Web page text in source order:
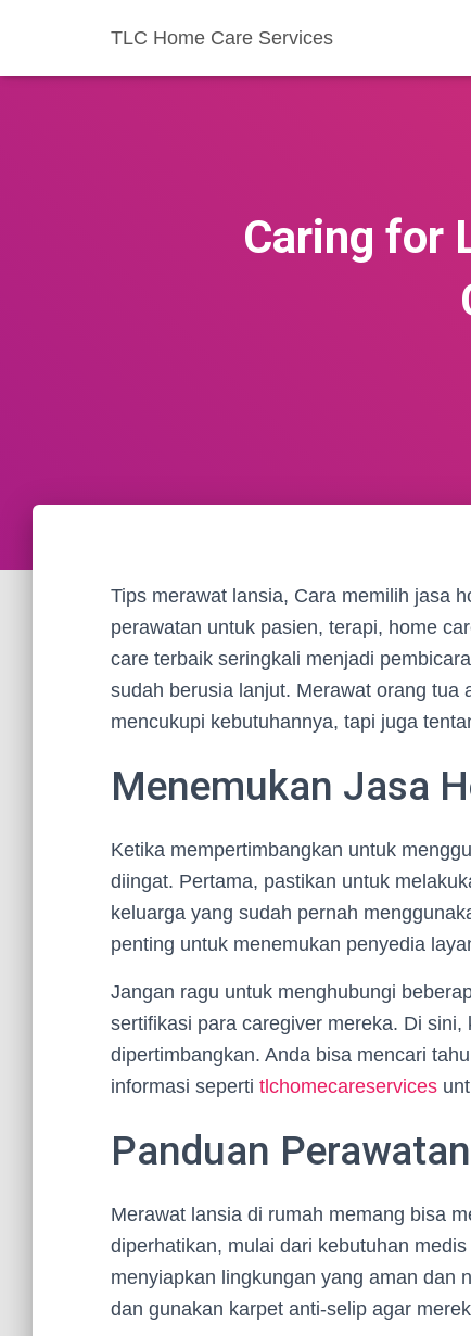
TLC Home Care Services
Caring for
Tips merawat lansia, Cara memilih jasa
perawatan untuk pasien, terapi, home
care terbaik seringkali menjadi
sudah berusia lanjut. Merawat orang tua
mencukupi kebutuhannya, tapi juga
Menemukan Jasa
Ketika mempertimbangkan untuk
diingat. Pertama, pastikan untuk
keluarga yang sudah pernah
penting untuk menemukan penyedia
Jangan ragu untuk menghubungi
sertifikasi para caregiver mereka. Di
dipertimbangkan. Anda bisa mencari
informasi seperti tlchomecareservices
Panduan
Merawat lansia di rumah memang bisa
diperhatikan, mulai dari kebutuhan
menyiapkan lingkungan yang aman dan
dan gunakan karpet anti-selip agar